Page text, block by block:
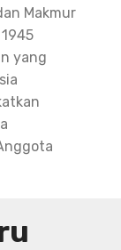
Makmur
yang